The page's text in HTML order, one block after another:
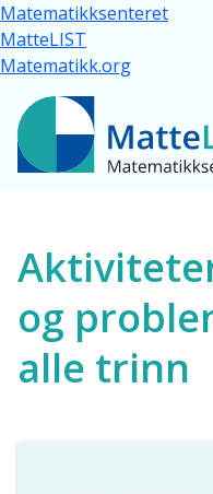
Hopp til hovedinnhold
Matematikksenteret
MatteLIST
Matematikk.org
og
alle trinn